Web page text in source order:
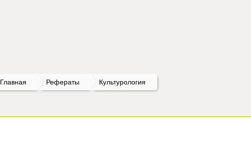
Главная Рефераты Культурология